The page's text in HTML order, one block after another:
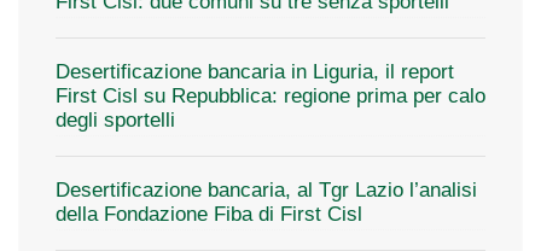
Desertificazione bancaria in Liguria, il report
First Cisl su Repubblica: regione prima per calo
degli sportelli
Desertificazione bancaria, al Tgr Lazio l’analisi
della Fondazione Fiba di First Cisl